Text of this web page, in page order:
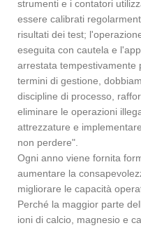
strumenti e i contatori
essere calibrati
risultati dei test;
eseguita con cautela e
arrestata tempestivamente
termini di gestione,
discipline di processo,
eliminare le operazioni
attrezzature e
non perdere".
Ogni anno viene fornita
aumentare la
migliorare le capacità
Perché la maggior parte
ioni di calcio, magnesio e